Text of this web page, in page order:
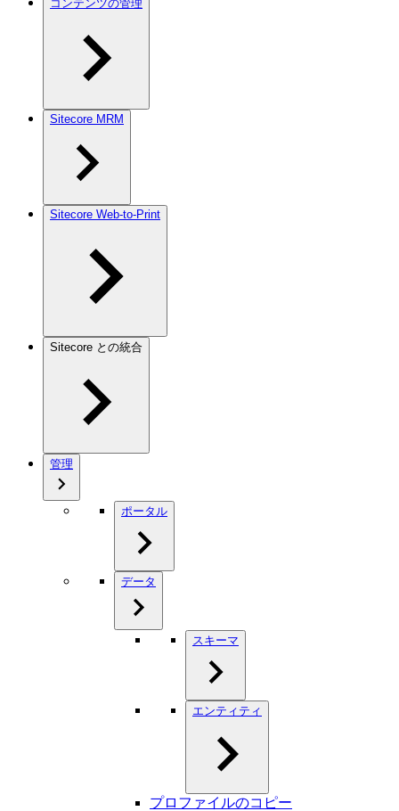
コンテンツの管理
Sitecore MRM
Sitecore Web-to-Print
Sitecore との統合
管理
ポータル
データ
スキーマ
エンティティ
プロファイルのコピー